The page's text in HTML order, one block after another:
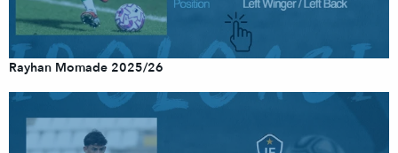
Rayhan Momade 2025/26